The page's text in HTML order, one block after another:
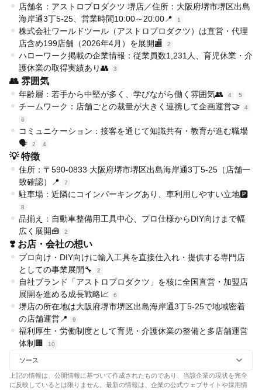
店舗名：アストロプロダクツ 堺店／住所：大阪府堺市堺区出島
海岸通3丁5-25、営業時間10:00～20:00📍
1
株式会社ワールドツール（アストロプロダクツ）は直営・代理
店含め199店舗（2026年4月）を展開🏬
2
ハローワーク掲載の企業情報：従業員数1,231人、育児休業・介
護休業の取得実績あり👥
3
👥 雰囲気
年齢層：若手から中堅が多く、学びながら働く雰囲気👥 4 5
チームワーク：店舗ごとの裁量が大きく連携して企画運営🤝
4
6
コミュニケーション：接客を通じて知識共有・教育が進む職場
🗣️
2 4
💡 特徴
住所：〒590-0833 大阪府堺市堺区出島海岸通3丁5-25（店舗一
致確認）📍
7
駐車場：近隣にコインパーキングあり、車利用しやすい立地🅿️
8
品揃え：自動車整備用工具中心、プロ仕様からDIY向けまで幅
広く展開🧰
2
❣️ お店・会社の想い
プロ向け・DIY向けに輸入工具を直接仕入れ・提供する専門店
としての事業展開🔧
2
自社ブランド「アストロプロダクツ」を核に全国直営・加盟店
展開を進める成長戦略📈
6
堺店の所在地は大阪府堺市堺区出島海岸通3丁5-25で地域密着
の店舗運営📍
9
福利厚生・労働制度として育児・介護休業の整備と多店舗運営
体制🏢
10
ソース
上記の情報は、公開情報に基づいて作成されたものであり、当該企業の現状を完全
に反映しているとは限りません。最新の情報は、企業の公式ウェブサイトや採用情